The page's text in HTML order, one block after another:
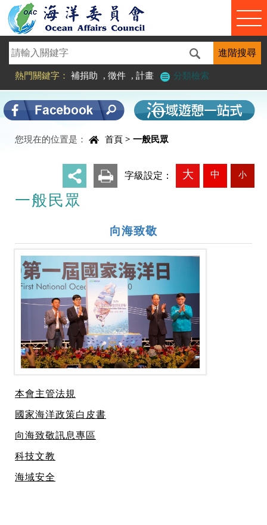
進入內容區塊
熱門關鍵字： 補捐助 , 徵件 , 計畫 分類檢索
您現在的位置是： 首頁 > 一般民眾
字級設定： 大 中 小
一般民眾
向海致敬
本會主管法規
國家海洋政策白皮書
向海致敬訊息專區
科技文教
海域安全